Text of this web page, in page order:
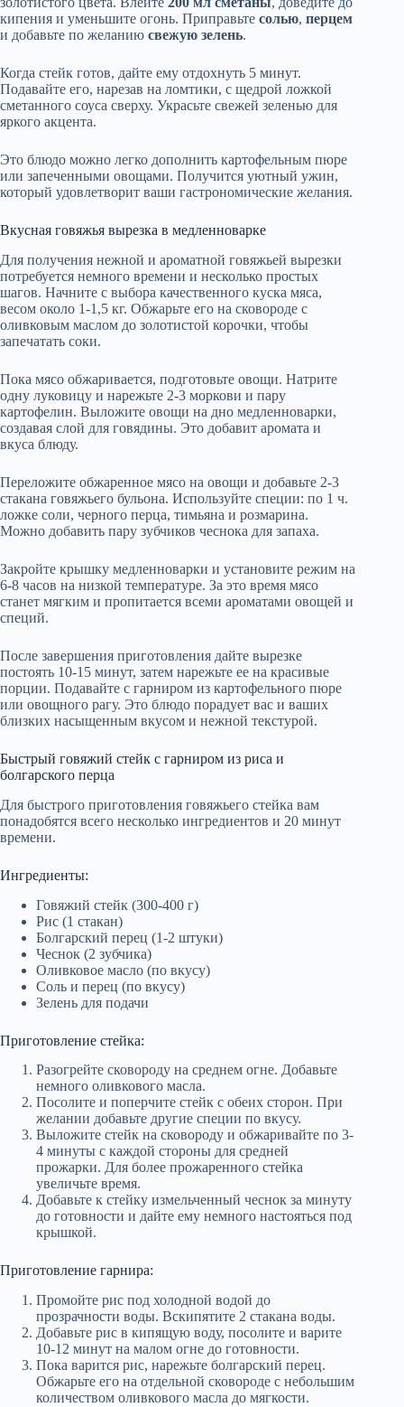
кипения и уменьшите огонь. Приправьте солью, перцем
и добавьте по желанию свежую зелень.
Когда стейк готов, дайте ему отдохнуть 5 минут.
Подавайте его, нарезав на ломтики, с щедрой ложкой
сметанного соуса сверху. Украсьте свежей зеленью для
яркого акцента.
Это блюдо можно легко дополнить картофельным пюре
или запеченными овощами. Получится уютный ужин,
который удовлетворит ваши гастрономические желания.
Вкусная говяжья вырезка в медленноварке
Для получения нежной и ароматной говяжьей вырезки
потребуется немного времени и несколько простых
шагов. Начните с выбора качественного куска мяса,
весом около 1-1,5 кг. Обжарьте его на сковороде с
оливковым маслом до золотистой корочки, чтобы
запечатать соки.
Пока мясо обжаривается, подготовьте овощи. Натрите
одну луковицу и нарежьте 2-3 моркови и пару
картофелин. Выложите овощи на дно медленноварки,
создавая слой для говядины. Это добавит аромата и
вкуса блюду.
Переложите обжаренное мясо на овощи и добавьте 2-3
стакана говяжьего бульона. Используйте специи: по 1 ч.
ложке соли, черного перца, тимьяна и розмарина.
Можно добавить пару зубчиков чеснока для запаха.
Закройте крышку медленноварки и установите режим на
6-8 часов на низкой температуре. За это время мясо
станет мягким и пропитается всеми ароматами овощей и
специй.
После завершения приготовления дайте вырезке
постоять 10-15 минут, затем нарежьте ее на красивые
порции. Подавайте с гарниром из картофельного пюре
или овощного рагу. Это блюдо порадует вас и ваших
близких насыщенным вкусом и нежной текстурой.
Быстрый говяжий стейк с гарниром из риса и
болгарского перца
Для быстрого приготовления говяжьего стейка вам
понадобятся всего несколько ингредиентов и 20 минут
времени.
Ингредиенты:
Говяжий стейк (300-400 г)
Рис (1 стакан)
Болгарский перец (1-2 штуки)
Чеснок (2 зубчика)
Оливковое масло (по вкусу)
Соль и перец (по вкусу)
Зелень для подачи
Приготовление стейка:
Разогрейте сковороду на среднем огне. Добавьте
немного оливкового масла.
Посолите и поперчите стейк с обеих сторон. При
желании добавьте другие специи по вкусу.
Выложите стейк на сковороду и обжаривайте по 3-
4 минуты с каждой стороны для средней
прожарки. Для более прожаренного стейка
увеличьте время.
Добавьте к стейку измельченный чеснок за минуту
до готовности и дайте ему немного настояться под
крышкой.
Приготовление гарнира:
Промойте рис под холодной водой до
прозрачности воды. Вскипятите 2 стакана воды.
Добавьте рис в кипящую воду, посолите и варите
10-12 минут на малом огне до готовности.
Пока варится рис, нарежьте болгарский перец.
Обжарьте его на отдельной сковороде с небольшим
количеством оливкового масла до мягкости.